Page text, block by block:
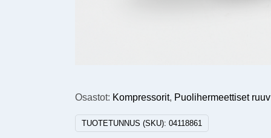
Osastot: Kompressorit, Puolihermeettiset
TUOTETUNNUS (SKU):04118861